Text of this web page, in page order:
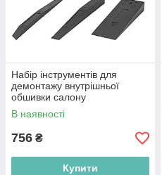
Набір інструментів для
демонтажу внутрішньої
обшивки салону
В наявності
756 ₴
Купити